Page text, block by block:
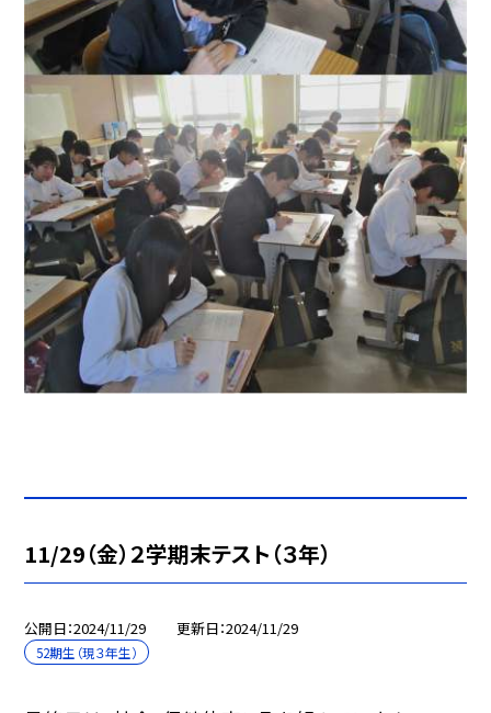
11/29（金）２学期末テスト（３年）
公開日 2024/11/29 更新日 2024/11/29
52期生（現３年生）